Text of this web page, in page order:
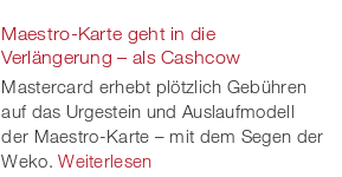
Maestro-Karte geht in die
Verlängerung – als Cashcow
Mastercard erhebt plötzlich Gebühren
auf das Urgestein und Auslaufmodell
der Maestro-Karte – mit dem Segen der
Weko. Weiterlesen